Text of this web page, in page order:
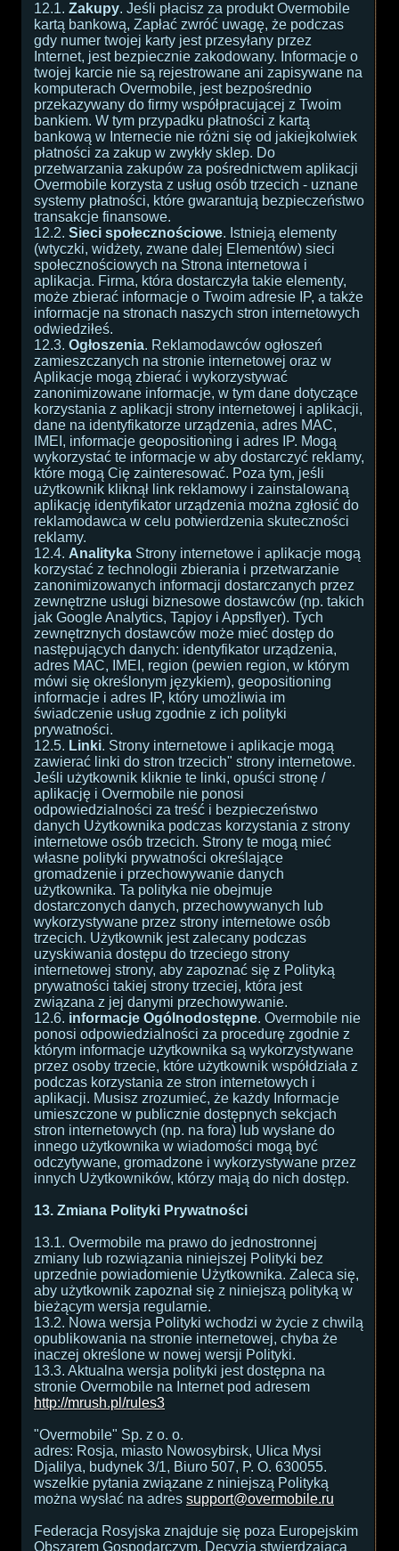
12.1. Zakupy. Jeśli płacisz za produkt Overmobile
kartą bankową, Zapłać zwróć uwagę, że podczas
gdy numer twojej karty jest przesyłany przez
Internet, jest bezpiecznie zakodowany. Informacje o
twojej karcie nie są rejestrowane ani zapisywane na
komputerach Overmobile, jest bezpośrednio
przekazywany do firmy współpracującej z Twoim
bankiem. W tym przypadku płatności z kartą
bankową w Internecie nie różni się od jakiejkolwiek
płatności za zakup w zwykły sklep. Do
przetwarzania zakupów za pośrednictwem aplikacji
Overmobile korzysta z usług osób trzecich - uznane
systemy płatności, które gwarantują bezpieczeństwo
transakcje finansowe.
12.2. Sieci społecznościowe. Istnieją elementy
(wtyczki, widżety, zwane dalej Elementów) sieci
społecznościowych na Strona internetowa i
aplikacja. Firma, która dostarczyła takie elementy,
może zbierać informacje o Twoim adresie IP, a także
informacje na stronach naszych stron internetowych
odwiedziłeś.
12.3. Ogłoszenia. Reklamodawców ogłoszeń
zamieszczanych na stronie internetowej oraz w
Aplikacje mogą zbierać i wykorzystywać
zanonimizowane informacje, w tym dane dotyczące
korzystania z aplikacji strony internetowej i aplikacji,
dane na identyfikatorze urządzenia, adres MAC,
IMEI, informacje geopositioning i adres IP. Mogą
wykorzystać te informacje w aby dostarczyć reklamy,
które mogą Cię zainteresować. Poza tym, jeśli
użytkownik kliknął link reklamowy i zainstalowaną
aplikację identyfikator urządzenia można zgłosić do
reklamodawca w celu potwierdzenia skuteczności
reklamy.
12.4. Analityka Strony internetowe i aplikacje mogą
korzystać z technologii zbierania i przetwarzanie
zanonimizowanych informacji dostarczanych przez
zewnętrzne usługi biznesowe dostawców (np. takich
jak Google Analytics, Tapjoy i Appsflyer). Tych
zewnętrznych dostawców może mieć dostęp do
następujących danych: identyfikator urządzenia,
adres MAC, IMEI, region (pewien region, w którym
mówi się określonym językiem), geopositioning
informacje i adres IP, który umożliwia im
świadczenie usług zgodnie z ich polityki
prywatności.
12.5. Linki. Strony internetowe i aplikacje mogą
zawierać linki do stron trzecich" strony internetowe.
Jeśli użytkownik kliknie te linki, opuści stronę /
aplikację i Overmobile nie ponosi
odpowiedzialności za treść i bezpieczeństwo
danych Użytkownika podczas korzystania z strony
internetowe osób trzecich. Strony te mogą mieć
własne polityki prywatności określające
gromadzenie i przechowywanie danych
użytkownika. Ta polityka nie obejmuje
dostarczonych danych, przechowywanych lub
wykorzystywane przez strony internetowe osób
trzecich. Użytkownik jest zalecany podczas
uzyskiwania dostępu do trzeciego strony
internetowej strony, aby zapoznać się z Polityką
prywatności takiej strony trzeciej, która jest
związana z jej danymi przechowywanie.
12.6. informacje Ogólnodostępne. Overmobile nie
ponosi odpowiedzialności za procedurę zgodnie z
którym informacje użytkownika są wykorzystywane
przez osoby trzecie, które użytkownik współdziała z
podczas korzystania ze stron internetowych i
aplikacji. Musisz zrozumieć, że każdy Informacje
umieszczone w publicznie dostępnych sekcjach
stron internetowych (np. na fora) lub wysłane do
innego użytkownika w wiadomości mogą być
odczytywane, gromadzone i wykorzystywane przez
innych Użytkowników, którzy mają do nich dostęp.
13. Zmiana Polityki Prywatności
13.1. Overmobile ma prawo do jednostronnej
zmiany lub rozwiązania niniejszej Polityki bez
uprzednie powiadomienie Użytkownika. Zaleca się,
aby użytkownik zapoznał się z niniejszą polityką w
bieżącym wersja regularnie.
13.2. Nowa wersja Polityki wchodzi w życie z chwilą
opublikowania na stronie internetowej, chyba że
inaczej określone w nowej wersji Polityki.
13.3. Aktualna wersja polityki jest dostępna na
stronie Overmobile na Internet pod adresem
http://mrush.pl/rules3
"Overmobile" Sp. z o. o.
adres: Rosja, miasto Nowosybirsk, Ulica Mysi
Djalilya, budynek 3/1, Biuro 507, P. O. 630055.
wszelkie pytania związane z niniejszą Polityką
można wysłać na adres support@overmobile.ru
Federacja Rosyjska znajduje się poza Europejskim
Obszarem Gospodarczym. Decyzja stwierdzająca